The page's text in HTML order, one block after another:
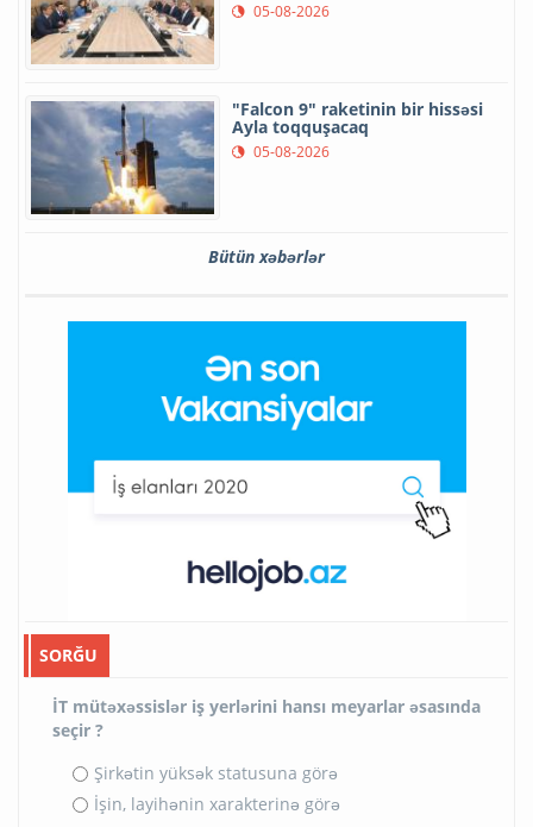
05-08-2026
"Falcon 9" raketinin bir hissəsi
Ayla toqquşacaq
05-08-2026
Bütün xəbərlər
SORĞU
İT mütəxəssislər iş yerlərini hansı meyarlar əsasında
seçir ?
Şirkətin yüksək statusuna görə
İşin, layihənin xarakterinə görə